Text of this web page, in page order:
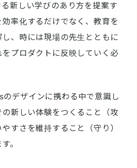
新しい学びのあり方を提案す
率化するだけでなく、教育を
、時には現場の先生とともに
プロダクトに反映していく必
デザインに携わる中で意識し
新しい体験をつくること（攻
すさを維持すること（守り）
。